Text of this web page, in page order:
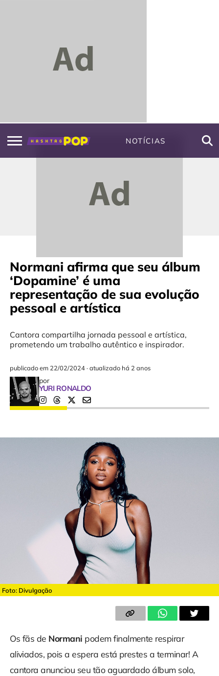
NOTÍCIAS
Normani afirma que seu álbum
‘Dopamine’ é uma
representação de sua evolução
pessoal e artística
Cantora compartilha jornada pessoal e artística,
prometendo um trabalho autêntico e inspirador.
publicado em 22/02/2024·atualizado há 2 anos
por
YURI RONALDO
Foto: Divulgação
Os fãs de Normani podem finalmente respirar
aliviados, pois a espera está prestes a terminar! A
cantora anunciou seu tão aguardado álbum solo,